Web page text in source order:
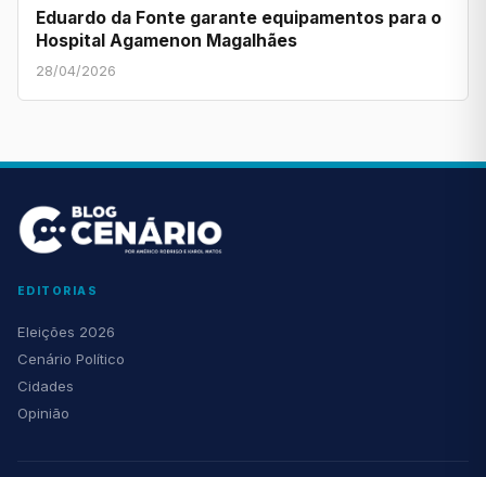
Eduardo da Fonte garante equipamentos para o
Hospital Agamenon Magalhães
28/04/2026
EDITORIAS
Eleições 2026
Cenário Político
Cidades
Opinião